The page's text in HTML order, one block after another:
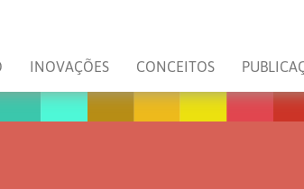
INOVAÇÕES CONCEITOS